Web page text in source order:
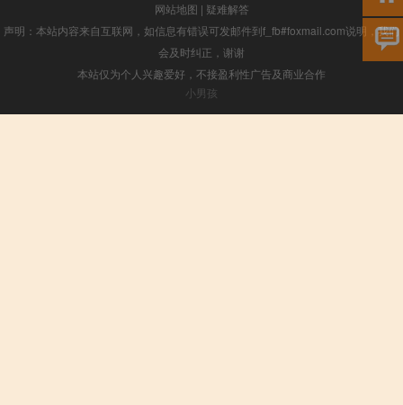
网站地图 | 疑难解答
声明：本站内容来自互联网，如信息有错误可发邮件到f_fb#foxmail.com说明，我们
会及时纠正，谢谢
本站仅为个人兴趣爱好，不接盈利性广告及商业合作
小男孩